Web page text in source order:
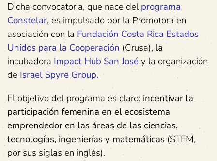
Dicha convocatoria, que nace delprograma
Constelar, es impulsado por la Promotora en
asociación con la Fundación Costa Rica Estados
Unidos para la Cooperación (Crusa), la
incubadora Impact Hub San José y la organización
de Israel Spyre Group.
El objetivo del programa es claro: incentivar la
participación femenina en el ecosistema
emprendedor en las áreas de las ciencias,
tecnologías, ingenierías y matemáticas (STEM,
por sus siglas en inglés).